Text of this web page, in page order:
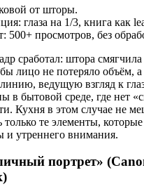
от шторы.
глаза на 1/3, книга как
500+ просмотров, без
сработал: штора
лицо не потеряло объём, а
ведущую взгляд к
в бытовой среде, где нет
Кухня в этом случае не
только те элементы,
утреннего внимания.
портрет»